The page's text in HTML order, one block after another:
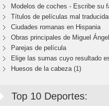
Modelos de coches - Escribe su
Títulos de películas mal
Ciudades romanas en Hispania
Obras principales de Miguel Ángel
Parejas de película
Elige las sumas cuyo resultado
Huesos de la cabeza (1)
Top 10 Deportes: